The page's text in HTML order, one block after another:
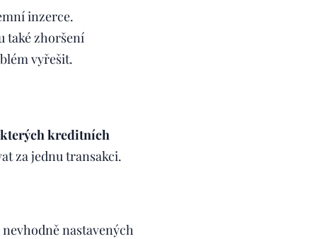
inzerce.
také zhoršení
vyřešit.
kreditních
za jednu transakci.
nastavených